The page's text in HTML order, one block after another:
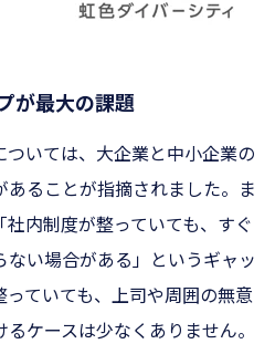
が最大の課題
ついては、大企業と中小企業の
ることが指摘されました。ま
内制度が整っていても、すぐ
い場合がある」というギャッ
ていても、上司や周囲の無意
ケースは少なくありません。